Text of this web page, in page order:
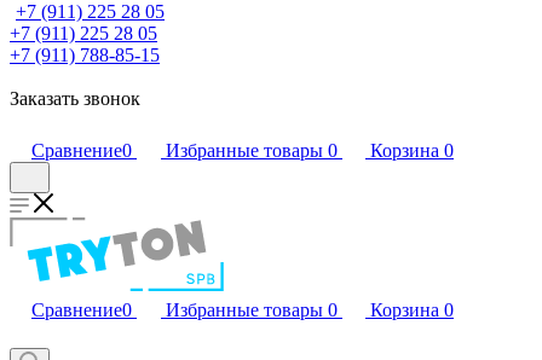
+7 (911) 225 28 05
+7 (911) 225 28 05
+7 (911) 788-85-15
Заказать звонок
Сравнение0 Избранные товары 0 Корзина 0
Сравнение0 Избранные товары 0 Корзина 0